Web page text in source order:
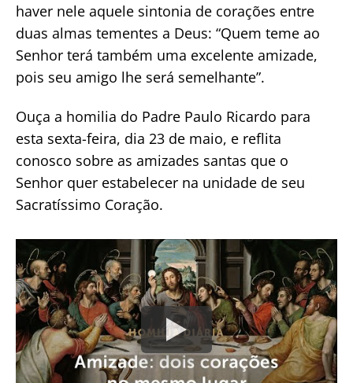
haver nele aquele sintonia de corações entre
duas almas tementes a Deus: “Quem teme ao
Senhor terá também uma excelente amizade,
pois seu amigo lhe será semelhante”.
Ouça a homilia do Padre Paulo Ricardo para
esta sexta-feira, dia 23 de maio, e reflita
conosco sobre as amizades santas que o
Senhor quer estabelecer na unidade de seu
Sacratíssimo Coração.